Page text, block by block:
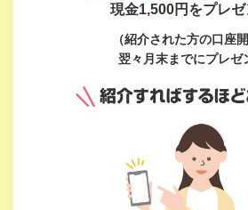
現金1,500円をプレゼ
（紹介された方の口座
翌々月末までにプレゼ